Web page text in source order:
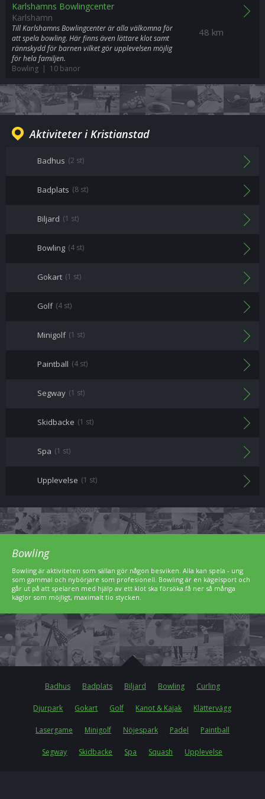
48 km
Karlshamns Bowlingcenter
Karlshamn
Till Karlshamns Bowlingcenter är alla välkomna för
att spela bowling. Här finns även lättare klot samt
rännskydd för barnen vilket gör upplevelsen möjlig
för hela familjen.
Bowling | 10 banor
Aktiviteter i Kristianstad
Badhus (2 st)
Badplats (8 st)
Biljard (1 st)
Bowling (4 st)
Gokart (1 st)
Golf (4 st)
Minigolf (1 st)
Paintball (4 st)
Segway (1 st)
Skidbacke (1 st)
Spa (1 st)
Upplevelse (1 st)
Bowling
Bowling är aktiviteten som sällan gör någon besviken. Alla kan spela - ung
som gammal och nybörjare som profesionell. Bowling är en kägelsport och
går ut på att spelaren med hjälp av ett klot ska försöka få ner så många
käglor som möjligt, maximalt tio stycken.
Badhus Badplats Biljard Bowling Curling
Djurpark Gokart Golf Kanot & Kajak Klättervägg
Lasergame Minigolf Nöjespark Padel Paintball
Segway Skidbacke Spa Squash Upplevelse